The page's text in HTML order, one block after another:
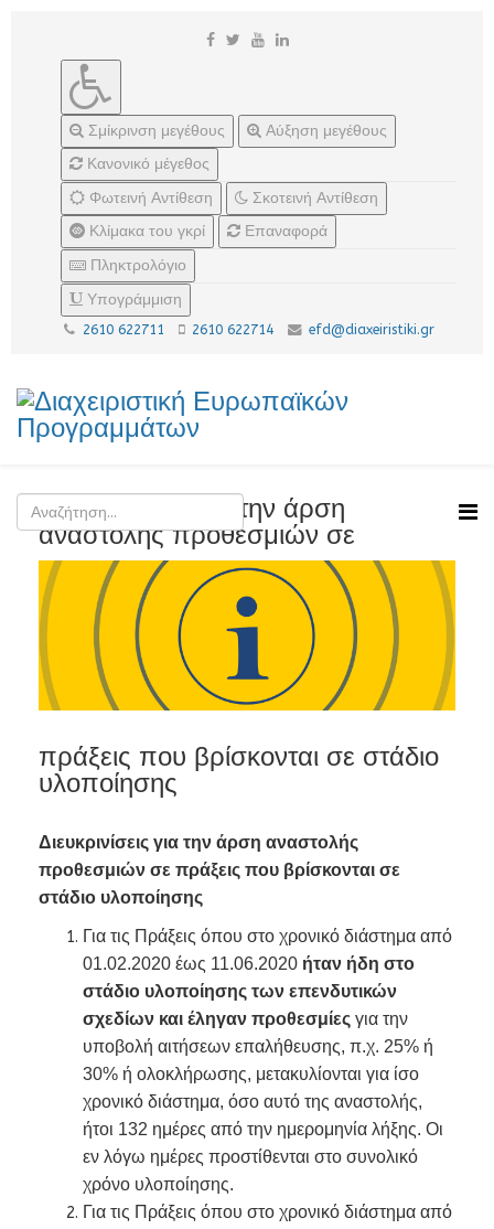
Σμίκρινση μεγέθους
Αύξηση μεγέθους
Κανονικό μέγεθος
Φωτεινή Αντίθεση
Σκοτεινή Αντίθεση
Κλίμακα του γκρί
Επαναφορά
Πληκτρολόγιο
Υπογράμμιση
2610 622711 2610 622714 efd@diaxeiristiki.gr
Διευκρινίσεις για την άρση
αναστολής προθεσμιών σε
πράξεις που βρίσκονται σε στάδιο
υλοποίησης
Διευκρινίσεις για την άρση αναστολής
προθεσμιών σε πράξεις που βρίσκονται σε
στάδιο υλοποίησης
Για τις Πράξεις όπου στο χρονικό διάστημα από
01.02.2020 έως 11.06.2020 ήταν ήδη στο
στάδιο υλοποίησης των επενδυτικών
σχεδίων και έληγαν προθεσμίες για την
υποβολή αιτήσεων επαλήθευσης, π.χ. 25% ή
30% ή ολοκλήρωσης, μετακυλίονται για ίσο
χρονικό διάστημα, όσο αυτό της αναστολής,
ήτοι 132 ημέρες από την ημερομηνία λήξης. Οι
εν λόγω ημέρες προστίθενται στο συνολικό
χρόνο υλοποίησης.
Για τις Πράξεις όπου στο χρονικό διάστημα από